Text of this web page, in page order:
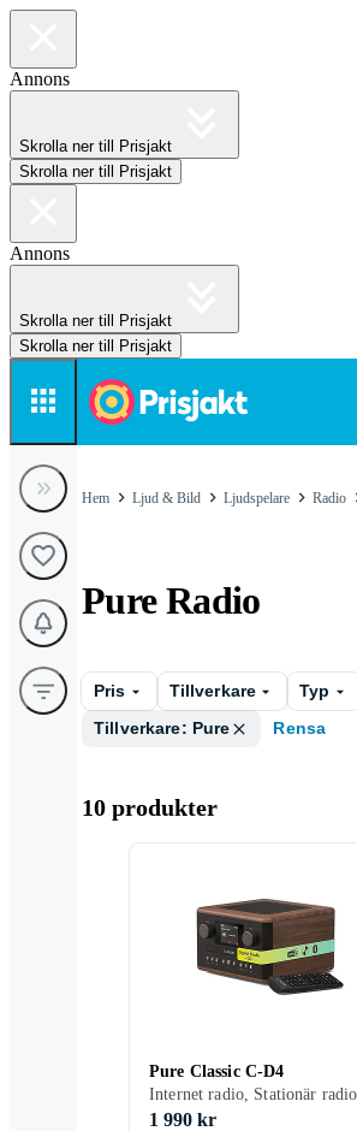
Annons
Skrolla ner till Prisjakt
Skrolla ner till Prisjakt
Annons
Skrolla ner till Prisjakt
Skrolla ner till Prisjakt
Hem Ljud & Bild Ljudspelare Radio
Pure Radio
Pris Tillverkare Typ
Tillverkare: Pure
Rensa
10 produkter
Pure Classic C-D4
1 990 kr